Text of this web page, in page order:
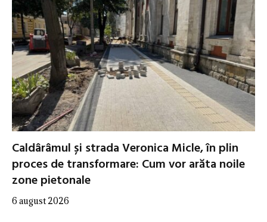
Caldârâmul și strada Veronica Micle, în plin
proces de transformare: Cum vor arăta noile
zone pietonale
6 august 2026